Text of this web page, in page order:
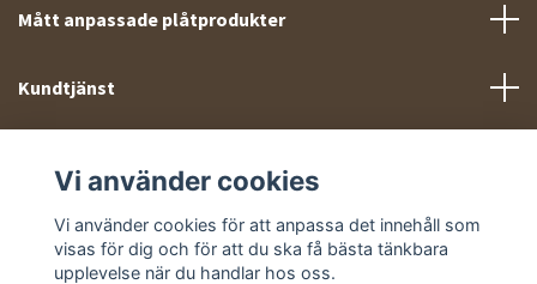
Mått anpassade plåtprodukter
Kundtjänst
Sociala medier
Vi använder cookies
Vi använder cookies för att anpassa det innehåll som
visas för dig och för att du ska få bästa tänkbara
upplevelse när du handlar hos oss.